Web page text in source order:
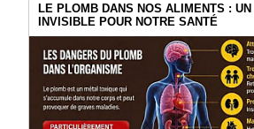
LE PLOMB DANS NOS ALIMENTS : UN
INVISIBLE POUR NOTRE SANTÉ